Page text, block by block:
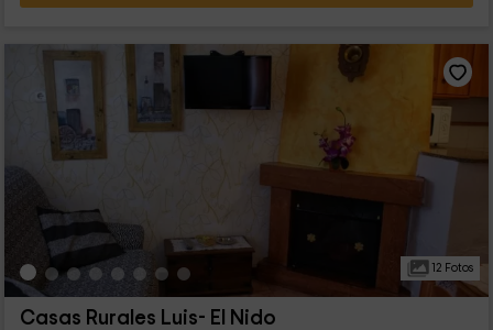
12 Fotos
Casas Rurales Luis- El Nido